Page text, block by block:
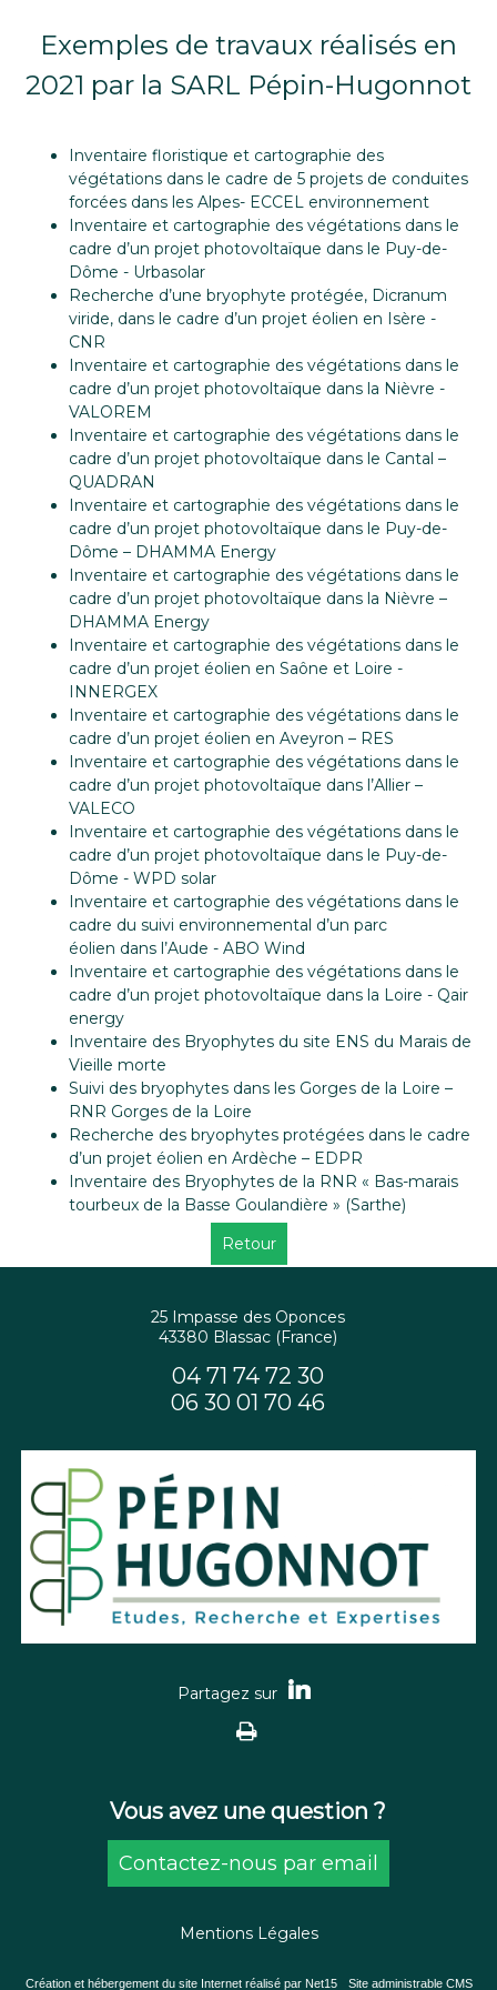
Exemples de travaux réalisés en
2021 par la SARL Pépin-Hugonnot
Inventaire floristique et cartographie des
végétations dans le cadre de 5 projets de conduites
forcées dans les Alpes- ECCEL environnement
Inventaire et cartographie des végétations dans le
cadre d’un projet photovoltaïque dans le Puy-de-
Dôme - Urbasolar
Recherche d’une bryophyte protégée, Dicranum
viride, dans le cadre d’un projet éolien en Isère -
CNR
Inventaire et cartographie des végétations dans le
cadre d’un projet photovoltaïque dans la Nièvre -
VALOREM
Inventaire et cartographie des végétations dans le
cadre d’un projet photovoltaïque dans le Cantal –
QUADRAN
Inventaire et cartographie des végétations dans le
cadre d’un projet photovoltaïque dans le Puy-de-
Dôme – DHAMMA Energy
Inventaire et cartographie des végétations dans le
cadre d’un projet photovoltaïque dans la Nièvre –
DHAMMA Energy
Inventaire et cartographie des végétations dans le
cadre d’un projet éolien en Saône et Loire -
INNERGEX
Inventaire et cartographie des végétations dans le
cadre d’un projet éolien en Aveyron – RES
Inventaire et cartographie des végétations dans le
cadre d’un projet photovoltaïque dans l’Allier –
VALECO
Inventaire et cartographie des végétations dans le
cadre d’un projet photovoltaïque dans le Puy-de-
Dôme - WPD solar
Inventaire et cartographie des végétations dans le
cadre du suivi environnemental d’un parc
éolien dans l’Aude - ABO Wind
Inventaire et cartographie des végétations dans le
cadre d’un projet photovoltaïque dans la Loire - Qair
energy
Inventaire des Bryophytes du site ENS du Marais de
Vieille morte
Suivi des bryophytes dans les Gorges de la Loire –
RNR Gorges de la Loire
Recherche des bryophytes protégées dans le cadre
d’un projet éolien en Ardèche – EDPR
Inventaire des Bryophytes de la RNR « Bas-marais
tourbeux de la Basse Goulandière » (Sarthe)
Retour
25 Impasse des Oponces
43380 Blassac (France)
04 71 74 72 30
06 30 01 70 46
Vous avez une question ?
Contactez-nous par email
Mentions Légales
Création et hébergement du site Internet réalisé par Net15- Site administrable CMS